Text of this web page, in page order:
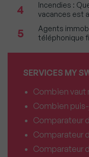
4
Incendies :
vacances est
5
Agents
téléphonique
SERVICES MY
Combien vaut
Combien
Comparateur
Comparateur
Comparateur